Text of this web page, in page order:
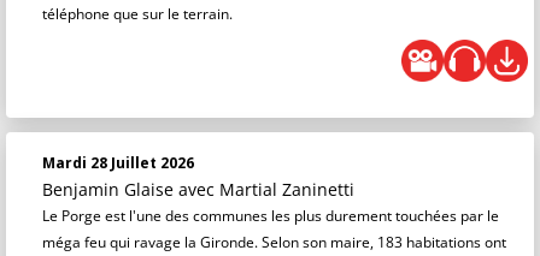
téléphone que sur le terrain.
Mardi 28 Juillet 2026
Benjamin Glaise avec Martial Zaninetti
Le Porge est l'une des communes les plus durement touchées par le
méga feu qui ravage la Gironde. Selon son maire, 183 habitations ont